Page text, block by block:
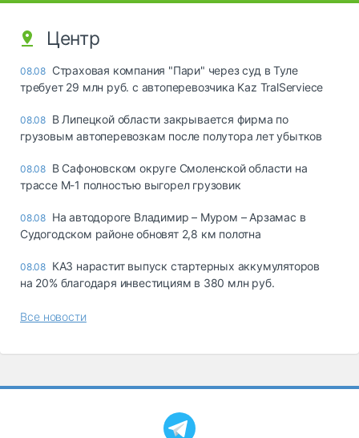
Центр
08.08 Страховая компания "Пари" через суд в Туле
требует 29 млн руб. с автоперевозчика Kaz TralServiece
08.08 В Липецкой области закрывается фирма по
грузовым автоперевозкам после полутора лет убытков
08.08 В Сафоновском округе Смоленской области на
трассе М-1 полностью выгорел грузовик
08.08 На автодороге Владимир – Муром – Арзамас в
Судогодском районе обновят 2,8 км полотна
08.08 КАЗ нарастит выпуск стартерных аккумуляторов
на 20% благодаря инвестициям в 380 млн руб.
Все новости